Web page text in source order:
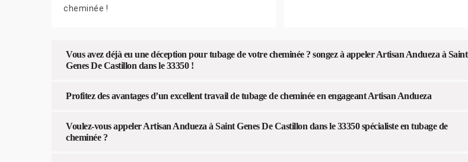
cheminée !
Vous avez déjà eu une déception pour tubage de votre cheminée ? songez à appeler Artisan Andueza à Saint
Genes De Castillon dans le 33350 !
Profitez des avantages d’un excellent travail de tubage de cheminée en engageant Artisan Andueza
Voulez-vous appeler Artisan Andueza à Saint Genes De Castillon dans le 33350 spécialiste en tubage de
cheminée ?